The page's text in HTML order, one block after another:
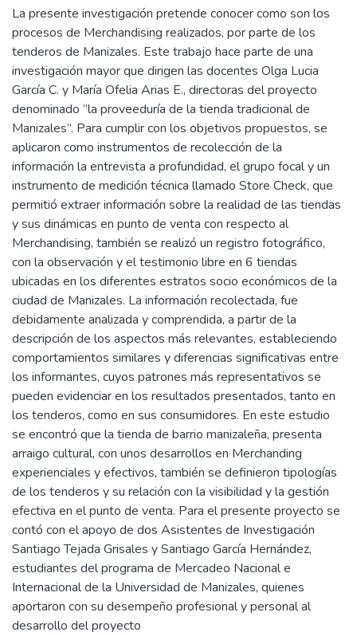
La presente investigación pretende conocer como son los
procesos de Merchandising realizados, por parte de los
tenderos de Manizales. Este trabajo hace parte de una
investigación mayor que dirigen las docentes Olga Lucia
García C. y María Ofelia Arias E., directoras del proyecto
denominado “la proveeduría de la tienda tradicional de
Manizales”. Para cumplir con los objetivos propuestos, se
aplicaron como instrumentos de recolección de la
información la entrevista a profundidad, el grupo focal y un
instrumento de medición técnica llamado Store Check, que
permitió extraer información sobre la realidad de las tiendas
y sus dinámicas en punto de venta con respecto al
Merchandising, también se realizó un registro fotográfico,
con la observación y el testimonio libre en 6 tiendas
ubicadas en los diferentes estratos socio económicos de la
ciudad de Manizales. La información recolectada, fue
debidamente analizada y comprendida, a partir de la
descripción de los aspectos más relevantes, estableciendo
comportamientos similares y diferencias significativas entre
los informantes, cuyos patrones más representativos se
pueden evidenciar en los resultados presentados, tanto en
los tenderos, como en sus consumidores. En este estudio
se encontró que la tienda de barrio manizaleña, presenta
arraigo cultural, con unos desarrollos en Merchanding
experienciales y efectivos, también se definieron tipologías
de los tenderos y su relación con la visibilidad y la gestión
efectiva en el punto de venta. Para el presente proyecto se
contó con el apoyo de dos Asistentes de Investigación
Santiago Tejada Grisales y Santiago García Hernández,
estudiantes del programa de Mercadeo Nacional e
Internacional de la Universidad de Manizales, quienes
aportaron con su desempeño profesional y personal al
desarrollo del proyecto